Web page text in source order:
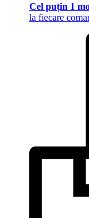
Cel puțin 1
la fiecare